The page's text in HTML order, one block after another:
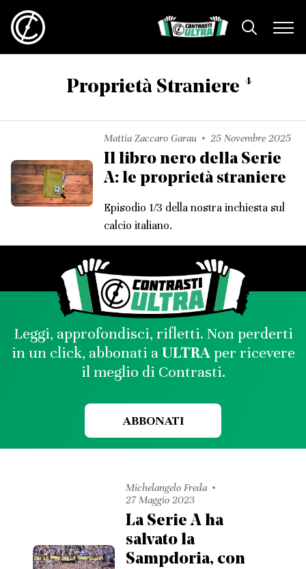
Proprietà Straniere 4
Mattia Zaccaro Garau 25 Novembre 2025
Il libro nero della Serie
A: le proprietà straniere
Episodio 1/3 della nostra inchiesta sul
calcio italiano.
Leggi, approfondisci, rifletti. Non perderti
in un click, abbonati aULTRAper ricevere
il meglio di Contrasti.
ABBONATI
Michelangelo Freda
27 Maggio 2023
La Serie A ha
salvato la
Sampdoria, con